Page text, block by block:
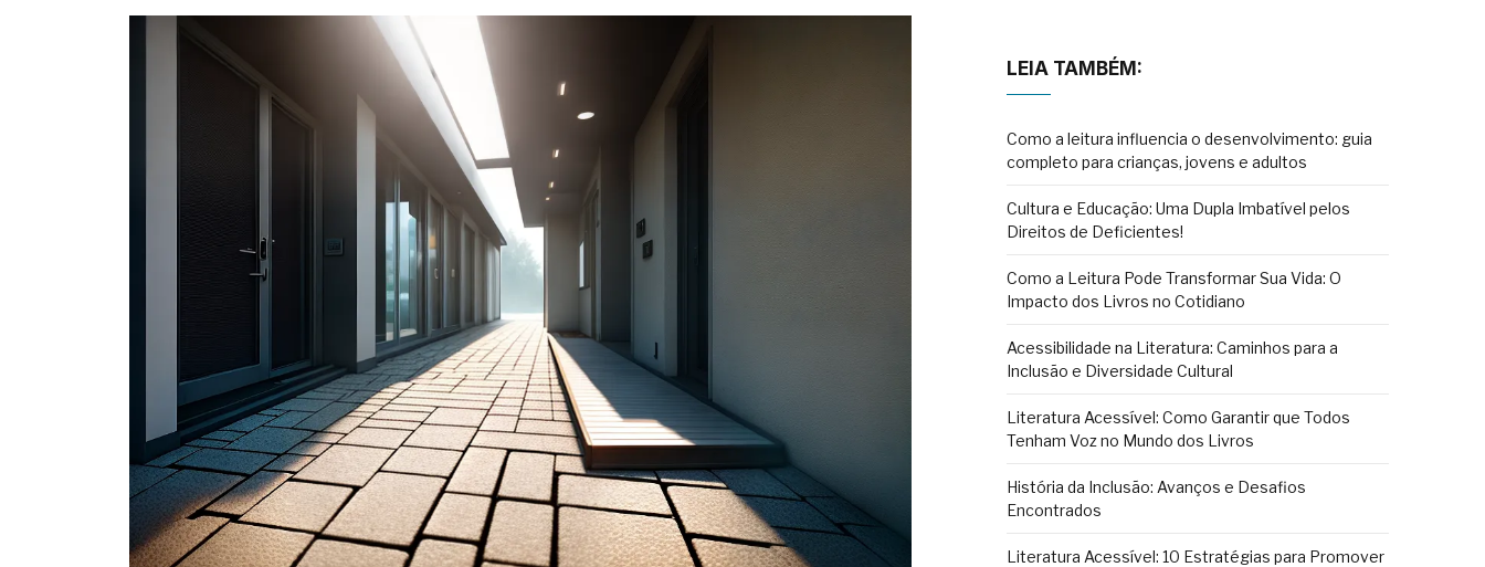
LEIA TAMBÉM:
Como a leitura influencia o desenvolvimento: guia
completo para crianças, jovens e adultos
Cultura e Educação: Uma Dupla Imbatível pelos
Direitos de Deficientes!
Como a Leitura Pode Transformar Sua Vida: O
Impacto dos Livros no Cotidiano
Acessibilidade na Literatura: Caminhos para a
Inclusão e Diversidade Cultural
Literatura Acessível: Como Garantir que Todos
Tenham Voz no Mundo dos Livros
História da Inclusão: Avanços e Desafios
Encontrados
Literatura Acessível: 10 Estratégias para Promover